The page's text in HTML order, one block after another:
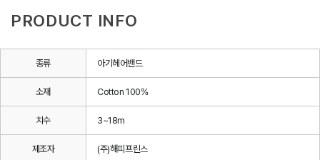
PRODUCT INFO
종류 아기헤어밴드
소재 Cotton 100%
치수 3~18m
제조자 (주)해피프린스